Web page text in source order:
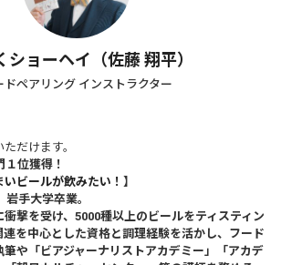
ショーヘイ（佐藤 翔平）
ドペアリング インストラクター
だけます。
位獲得！
いビールが飲みたい！ 】
手大学卒業。
衝撃を受け、5000種以上のビールをティスティン
を中心とした資格と調理経験を活かし、フード
や「ビアジャーナリストアカデミー」「アカデ